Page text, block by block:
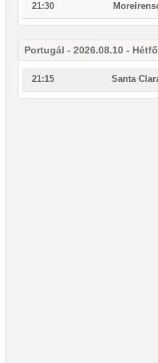
21:30
Portugál - 2026.08.10 - Hétfő
21:15 Santa